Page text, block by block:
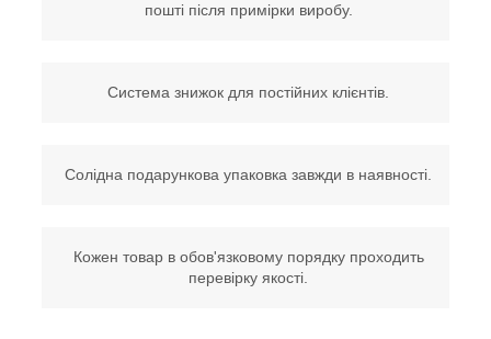
пошті після примірки виробу.
Система знижок для постійних клієнтів.
Солідна подарункова упаковка завжди в наявності.
Кожен товар в обов'язковому порядку проходить
перевірку якості.